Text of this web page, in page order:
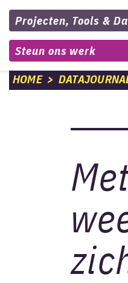
Projecten, Tools &
Steun ons werk
HOME>